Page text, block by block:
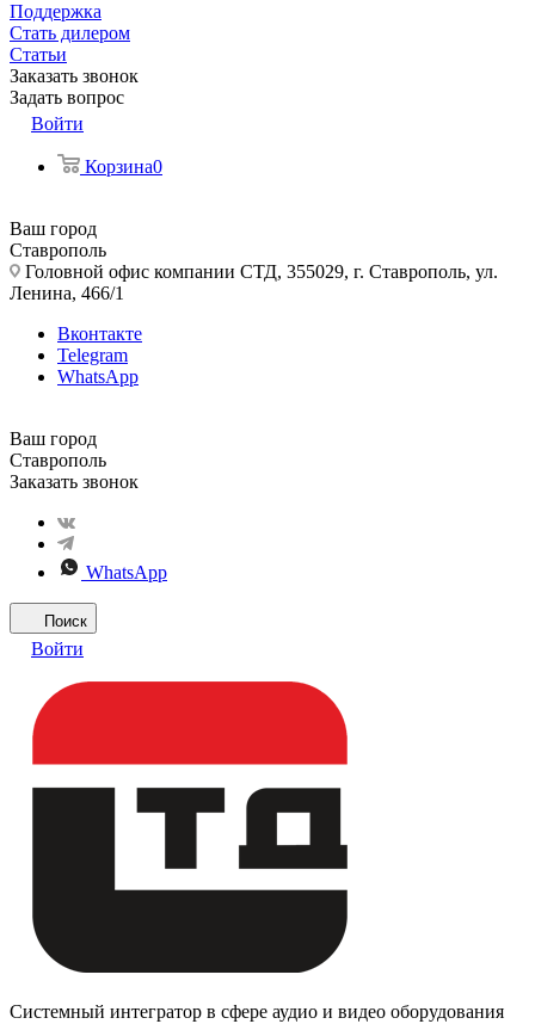
Поддержка
Стать дилером
Статьи
Заказать звонок
Задать вопрос
Войти
Корзина0
Ваш город
Ставрополь
Головной офис компании СТД, 355029, г. Ставрополь, ул.
Ленина, 466/1
Вконтакте
Telegram
WhatsApp
Ваш город
Ставрополь
Заказать звонок
WhatsApp
Поиск
Войти
Системный интегратор в сфере аудио и видео оборудования